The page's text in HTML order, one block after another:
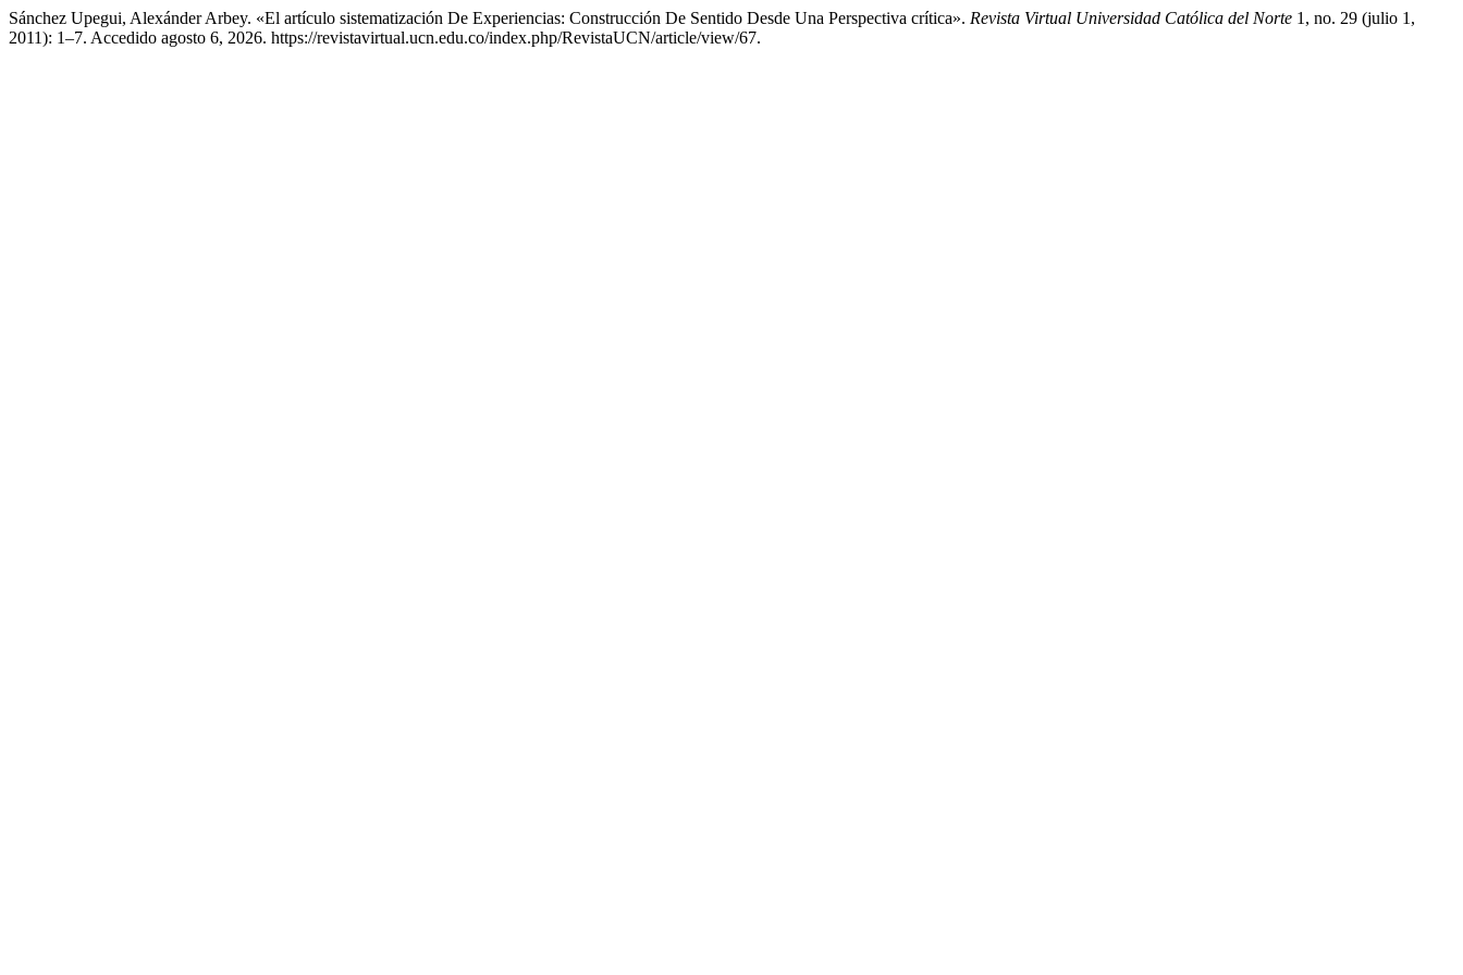
Sánchez Upegui, Alexánder Arbey. «El artículo sistematización De Experiencias: Construcción De Sentido Desde Una Perspectiva crítica». Revista Virtual Universidad Católica del Norte 1, no. 29 (julio 1,
2011): 1–7. Accedido agosto 6, 2026. https://revistavirtual.ucn.edu.co/index.php/RevistaUCN/article/view/67.